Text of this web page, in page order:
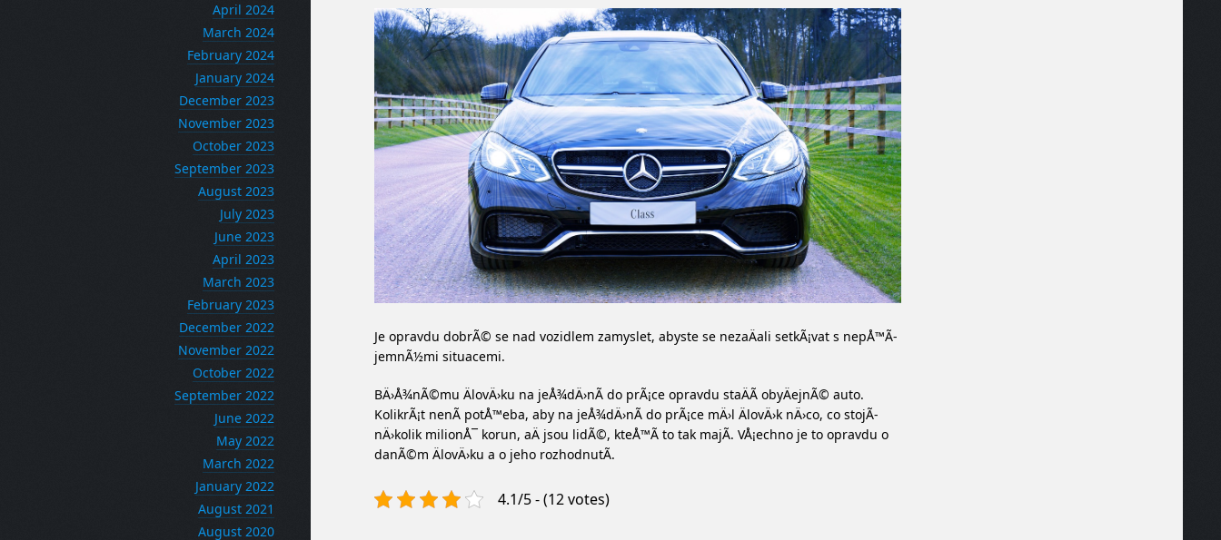
Je opravdu dobrÃ© se nad vozidlem zamyslet, abyste se nezaÄali setkÃ¡vat s nepÅ™Ã­
jemnÃ½mi situacemi.
BÄ›Å¾nÃ©mu ÄlovÄ›ku na jeÅ¾dÄ›nÃ­ do prÃ¡ce opravdu staÄÃ­ obyÄejnÃ© auto.
KolikrÃ¡t nenÃ­ potÅ™eba, aby na jeÅ¾dÄ›nÃ­ do prÃ¡ce mÄ›l ÄlovÄ›k nÄ›co, co stojÃ­
nÄ›kolik milionÅ¯ korun, aÄ jsou lidÃ©, kteÅ™Ã­ to tak majÃ­. VÅ¡echno je to opravdu o
danÃ©m ÄlovÄ›ku a o jeho rozhodnutÃ­.
4.1/5 - (12 votes)
April 2024
March 2024
February 2024
January 2024
December 2023
November 2023
October 2023
September 2023
August 2023
July 2023
June 2023
April 2023
March 2023
February 2023
December 2022
November 2022
October 2022
September 2022
June 2022
May 2022
March 2022
January 2022
August 2021
August 2020